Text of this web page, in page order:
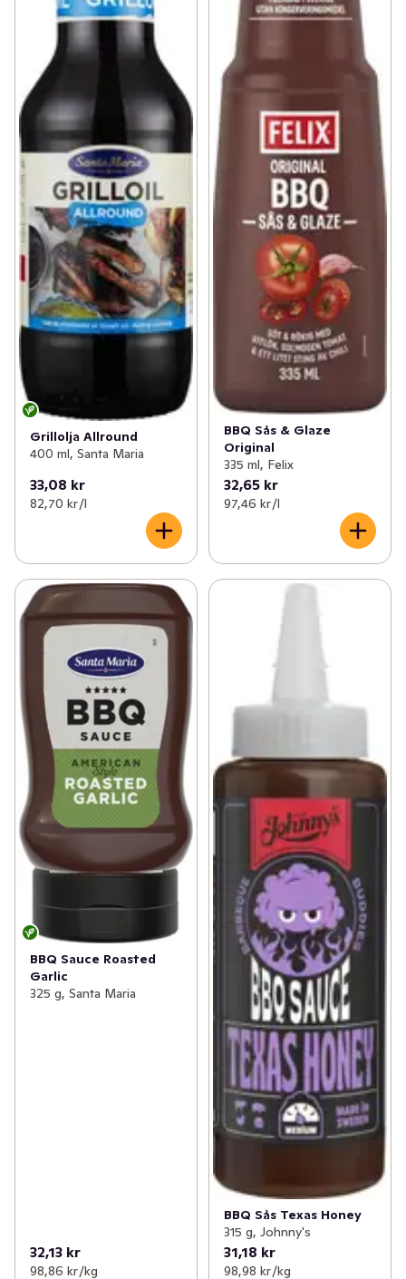
Grillolja Allround
400 ml, Santa Maria
33,08 kr
82,70 kr /l
BBQ Sås & Glaze
Original
335 ml, Felix
32,65 kr
97,46 kr /l
BBQ Sauce Roasted
Garlic
325 g, Santa Maria
32,13 kr
98,86 kr /kg
BBQ Sås Texas Honey
315 g, Johnny's
31,18 kr
98,98 kr /kg